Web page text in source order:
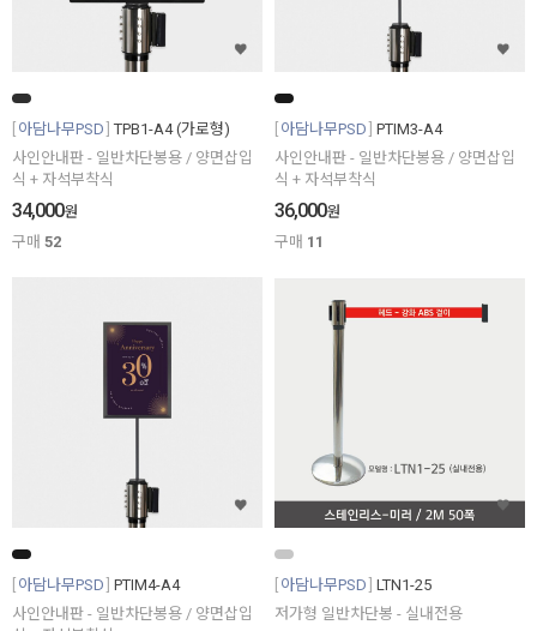
아담나무PSD TPB1-A4 (가로형)
사인안내판 - 일반차단봉용 / 양면삽입
식 + 자석부착식
34,000원
구매 52
아담나무PSD PTIM3-A4
사인안내판 - 일반차단봉용 / 양면삽입
식 + 자석부착식
36,000원
구매 11
아담나무PSD PTIM4-A4
사인안내판 - 일반차단봉용 / 양면삽입
아담나무PSD LTN1-25
저가형 일반차단봉 - 실내전용